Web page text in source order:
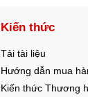
Kiến thức
Tải tài liệu
Hướng dẫn mua
Kiến thức Thương